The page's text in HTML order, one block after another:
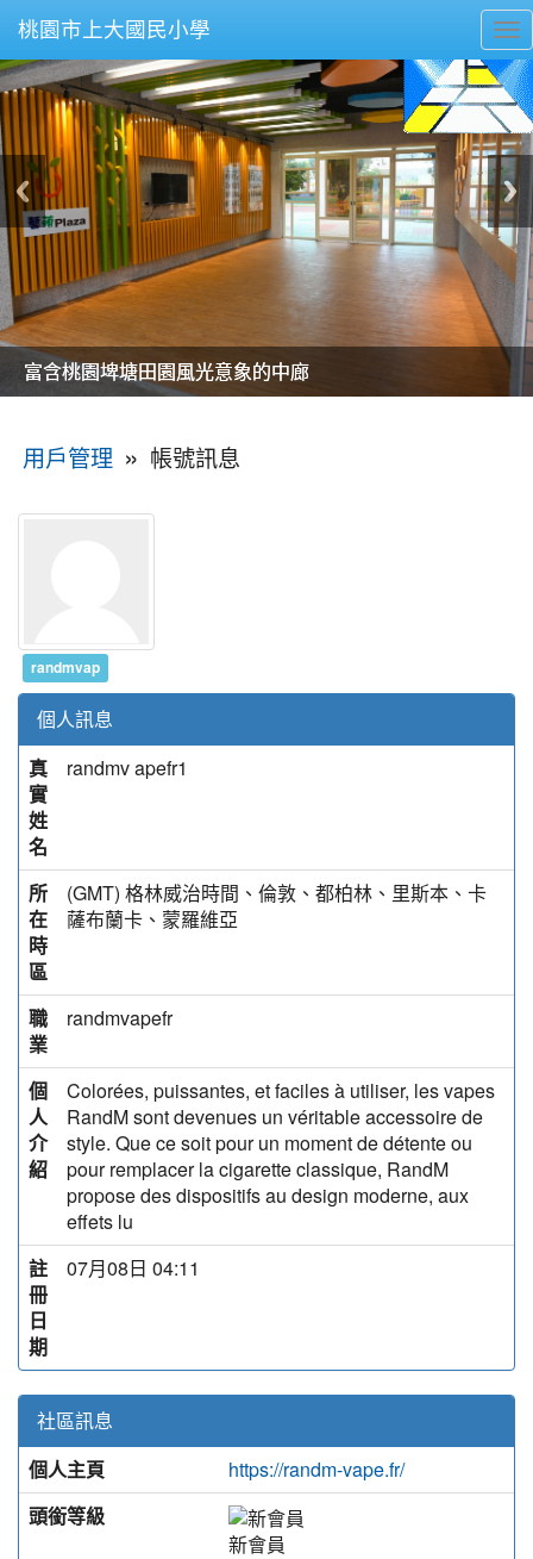
桃園市上大國民小學
美麗的操場是我們活力的來源
美麗的操場是我們活力的來源
煥然一新的小司令台
煥然一新的小司令台
富含桃園埤塘田園風光意象的中廊
富含桃園埤塘田園風光意象的中廊
嶄新的中庭廣場
嶄新的中庭廣場
水生池生生不息
水生池生生不息
用戶管理 » 帳號訊息
randmvap
個人訊息
真
實
姓
名
randmv apefr1
所
在
時
區
(GMT) 格林威治時間、倫敦、都柏林、里斯本、卡
薩布蘭卡、蒙羅維亞
職
業
randmvapefr
個
人
介
紹
Colorées, puissantes, et faciles à utiliser, les vapes
RandM sont devenues un véritable accessoire de
style. Que ce soit pour un moment de détente ou
pour remplacer la cigarette classique, RandM
propose des dispositifs au design moderne, aux
effets lu
註
冊
日
期
07月08日 04:11
社區訊息
個人主頁
https://randm-vape.fr/
頭銜等級
新會員